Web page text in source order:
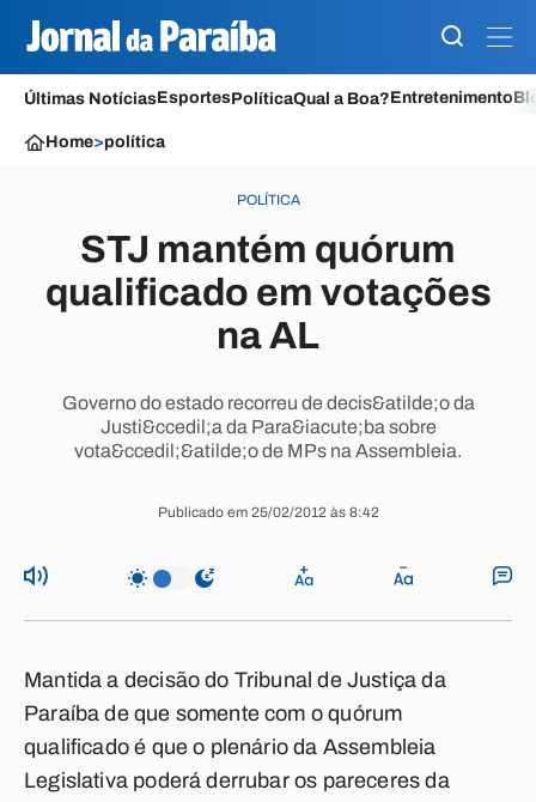
Últimas NotíciasEsportesPolíticaQual a Boa?Entretenimento
Home>política
POLÍTICA
STJ mantém quórum
qualificado em votações
na AL
Governo do estado recorreu de decis&atilde;o da
Justi&ccedil;a da Para&iacute;ba sobre
vota&ccedil;&atilde;o de MPs na Assembleia.
Publicado em 25/02/2012 às 8:42
Mantida a decisão do Tribunal de Justiça da
Paraíba de que somente com o quórum
qualificado é que o plenário da Assembleia
Legislativa poderá derrubar os pareceres da